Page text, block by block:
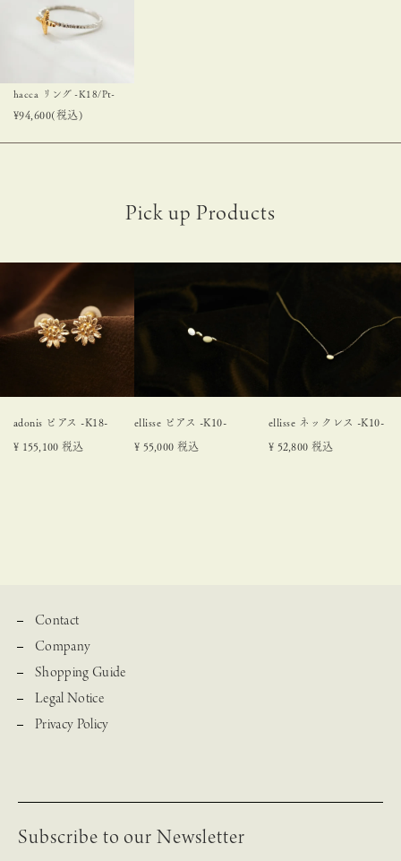
hacca リング -K18/Pt-
¥94,600(税込)
adonis ピアス -K18-
¥ 155,100 税込
ellisse ピアス -K10-
¥ 55,000 税込
ellisse ネックレス -K10-
¥ 52,800 税込
Subscribe to our Newsletter
Contact
Company
Shopping Guide
Legal Notice
Privacy Policy